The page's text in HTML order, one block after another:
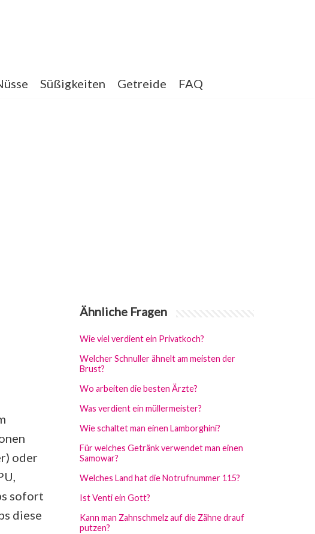
Süßigkeiten Getreide FAQ
oder
sofort
diese
Ähnliche Fragen
Wie viel verdient ein Privatkoch?
Welcher Schnuller ähnelt am meisten der
Brust?
Wo arbeiten die besten Ärzte?
Was verdient ein müllermeister?
Wie schaltet man einen Lamborghini?
Für welches Getränk verwendet man einen
Samowar?
Welches Land hat die Notrufnummer 115?
Ist Venti ein Gott?
Kann man Zahnschmelz auf die Zähne drauf
putzen?